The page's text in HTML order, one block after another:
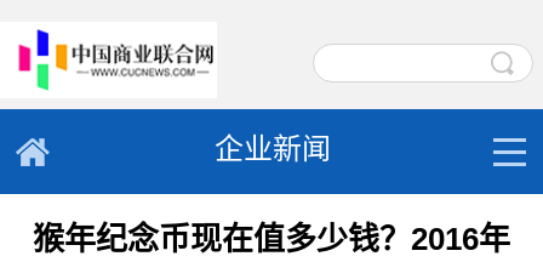
企业新闻
猴年纪念币现在值多少钱？2016年